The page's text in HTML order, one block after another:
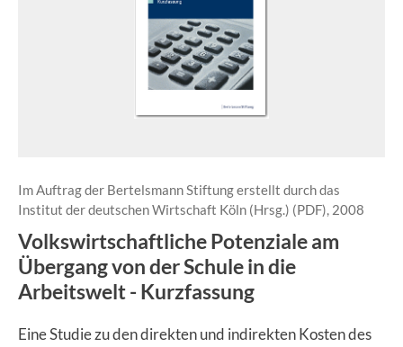
Im Auftrag der Bertelsmann Stiftung erstellt durch das
Institut der deutschen Wirtschaft Köln (Hrsg.) (PDF), 2008
Volkswirtschaftliche Potenziale am
Übergang von der Schule in die
Arbeitswelt - Kurzfassung
Eine Studie zu den direkten und indirekten Kosten des